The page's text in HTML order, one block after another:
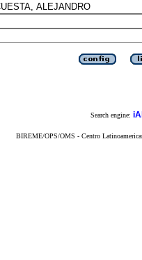
Search engine:
BIREME/OPS/OMS - Centro